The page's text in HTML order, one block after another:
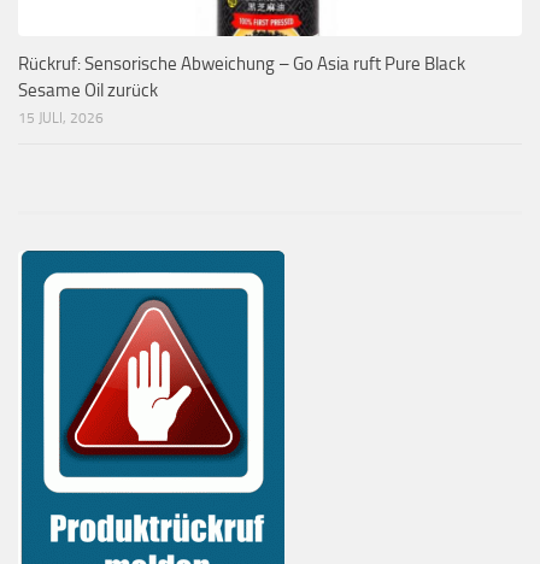
Rückruf: Sensorische Abweichung – Go Asia ruft Pure Black
Sesame Oil zurück
15 JULI, 2026